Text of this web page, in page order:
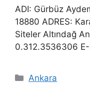
ADI: Gürbüz
18880 ADRES:
Siteler Altındağ
0.312.3536306
Kategoriler
Ankara